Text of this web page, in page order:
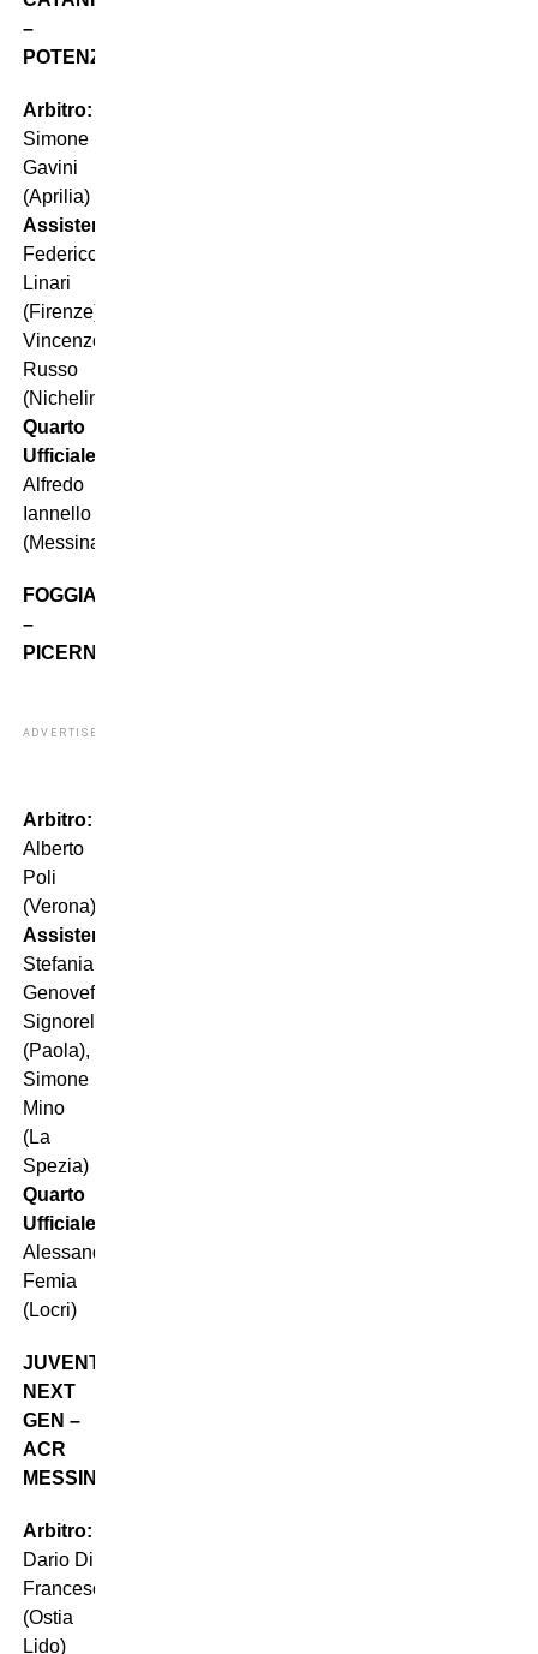
–
POTENZA
Arbitro:
Simone
Gavini
(Aprilia)
Assistenti:
Federico
Linari
(Firenze),
Vincenzo
Russo
(Nichelino)
Quarto
Ufficiale:
Alfredo
Iannello
(Messina)
FOGGIA
–
PICERNO
ADVERTISEMENT
Arbitro:
Alberto
Poli
(Verona)
Assistenti:
Stefania
Genoveffa
Signorelli
(Paola),
Simone
Mino
(La
Spezia)
Quarto
Ufficiale:
Alessandro
Femia
(Locri)
JUVENTUS
NEXT
GEN –
ACR
MESSINA
Arbitro:
Dario Di
Francesco
(Ostia
Lido)